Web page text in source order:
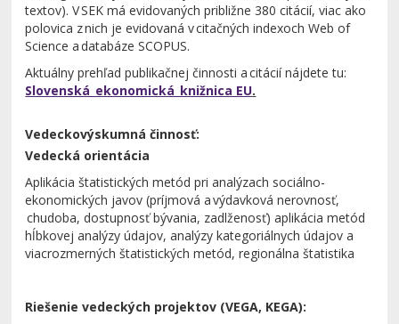
textov).V SEKmá evidovaných približne 380 citácií,viac ako
polovica z nich je evidovaná v citačných indexoch Web of
Science a databáze SCOPUS.
Aktuálny prehľad publikačnej činnosti a citácií nájdete tu:
Slovenská_ekonomická_knižnica EU.
Vedeckovýskumná činnosť:
Vedecká orientácia
Aplikácia štatistických metód pri analýzach sociálno-
ekonomických javov (príjmová a výdavková nerovnosť,
chudoba, dostupnosť bývania, zadlženosť) aplikácia metód
hĺbkovej analýzy údajov, analýzy kategoriálnych údajov a
viacrozmerných štatistických metód, regionálna štatistika
Riešenie vedeckých projektov (VEGA, KEGA):